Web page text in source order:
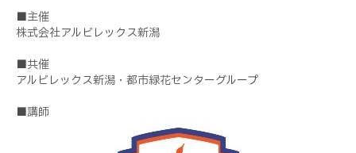
■主催
株式会社アルビレックス新潟
■共催
アルビレックス新潟・都市緑花センターグループ
■講師